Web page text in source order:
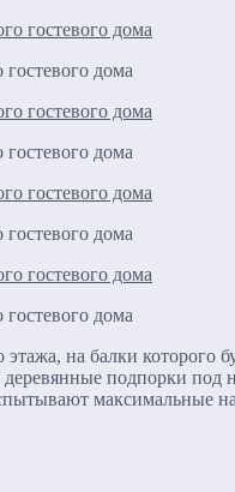
дома
дома
дома
дома
на балки которого
подпорки под
максимальные